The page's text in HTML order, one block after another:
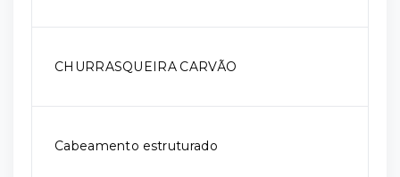
CHURRASQUEIRA CARVÃO
Cabeamento estruturado